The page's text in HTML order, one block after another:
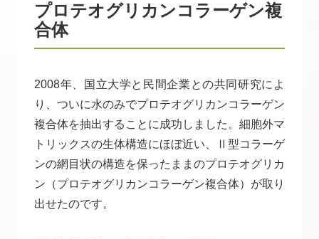
プロテオグリカンコラーゲン複
合体
2008年、国立大学と民間企業との共同研究によ
り、ついに水のみでプロテオグリカンコラーゲン
複合体を抽出することに成功しました。細胞外マ
トリックスの生体構造にほぼ近い、Ⅱ型コラーゲ
ンの網目状の構造を保ったままのプロテオグリカ
ン（プロテオグリカンコラーゲン複合体）が取り
出せたのです。